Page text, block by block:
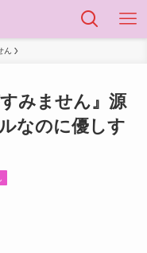
ん
みません』源
なのに優しす